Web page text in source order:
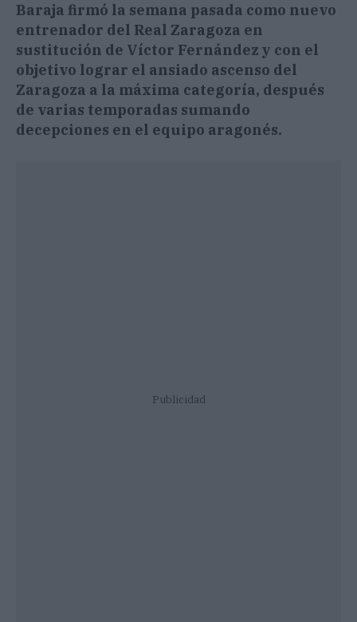
Baraja firmó la semana pasada como nuevo
entrenador del Real Zaragoza en
sustitución de Víctor Fernández y con el
objetivo lograr el ansiado ascenso del
Zaragoza a la máxima categoría, después
de varias temporadas sumando
decepciones en el equipo aragonés.
Publicidad